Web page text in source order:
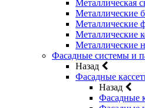
Металлическая
Металлические
Металлические
Металлические
Металлические
Фасадные системы и
Назад
Фасадные
Назад
Фасадные